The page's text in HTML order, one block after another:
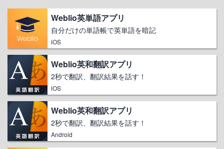
Weblio英単語アプリ
自分だけの単語帳で英単語を暗記
iOS
Weblio英和翻訳アプリ
2秒で翻訳、翻訳結果を話す！
iOS
Weblio英和翻訳アプリ
2秒で翻訳、翻訳結果を話す！
Android